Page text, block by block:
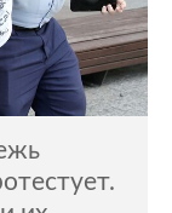
и СМИ